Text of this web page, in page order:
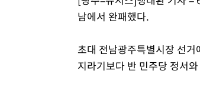
남에서 완패했다.
초대 전남광주특별시장 선
지라기보다 반 민주당 정서